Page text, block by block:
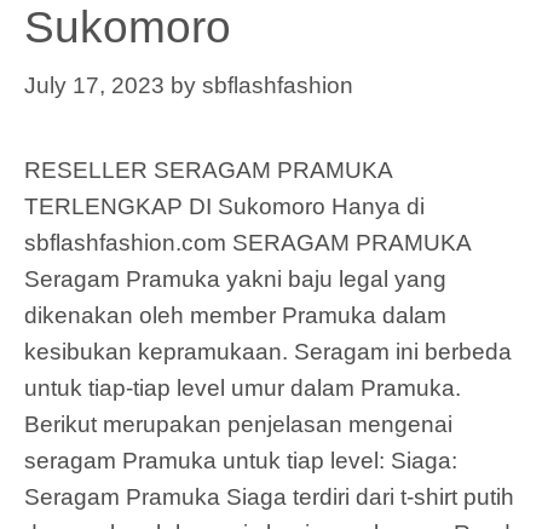
Sukomoro
July 17, 2023 by sbflashfashion
RESELLER SERAGAM PRAMUKA
TERLENGKAP DI Sukomoro Hanya di
sbflashfashion.com SERAGAM PRAMUKA
Seragam Pramuka yakni baju legal yang
dikenakan oleh member Pramuka dalam
kesibukan kepramukaan. Seragam ini berbeda
untuk tiap-tiap level umur dalam Pramuka.
Berikut merupakan penjelasan mengenai
seragam Pramuka untuk tiap level: Siaga:
Seragam Pramuka Siaga terdiri dari t-shirt putih